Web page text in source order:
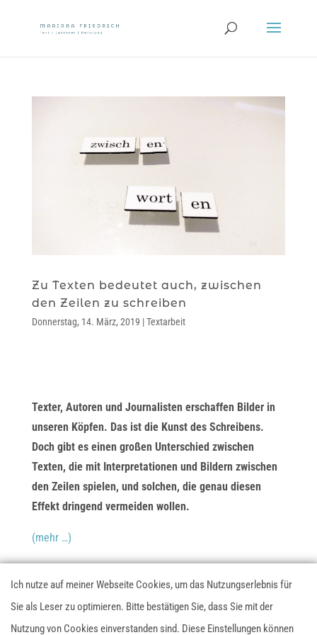
Zu Texten bedeutet auch, zwischen
den Zeilen zu schreiben
Donnerstag, 14. März, 2019 |Textarbeit
Texter, Autoren und Journalisten erschaffen Bilder in
unseren Köpfen. Das ist die Kunst des Schreibens.
Doch gibt es einen großen Unterschied zwischen
Texten, die mit Interpretationen und Bildern zwischen
den Zeilen spielen, und solchen, die genau diesen
Effekt dringend vermeiden wollen.
(mehr …)
Ich nutze auf meiner Webseite Cookies, um das Nutzungserlebnis für
Sie als Leser zu optimieren. Bitte bestätigen Sie, dass Sie mit der
Nutzung von Cookies einverstanden sind. Diese Einstellungen können